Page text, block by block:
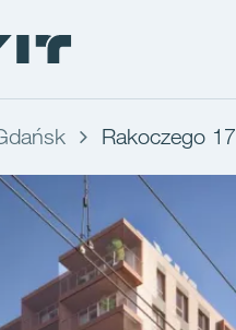
Rakoczego 17